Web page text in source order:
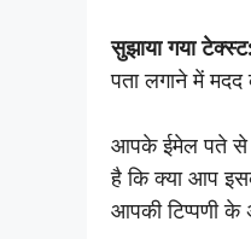
सुझाया गया
पता लगाने में
आपके ईमेल पते से
है कि क्या आप
आपकी टिप्पणी के